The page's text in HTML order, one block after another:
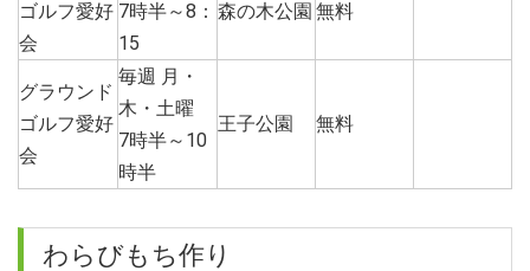
ゴルフ愛好
会
7時半～8：
15
森の木公園 無料
グラウンド
ゴルフ愛好
会
毎週 月・
木・土曜
7時半～10
時半
王子公園 無料
わらびもち作り